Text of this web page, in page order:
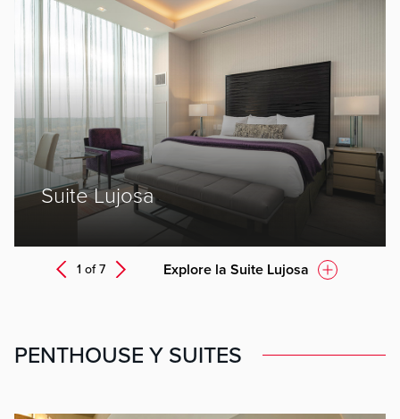
Suite Lujosa
1 of7 Next Explore la Suite Lujosa
PENTHOUSE Y SUITES